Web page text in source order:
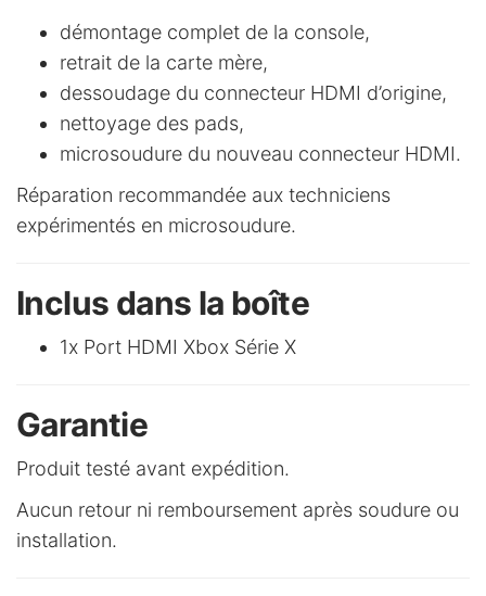
démontage complet de la console,
retrait de la carte mère,
dessoudage du connecteur HDMI d’origine,
nettoyage des pads,
microsoudure du nouveau connecteur HDMI.
Réparation recommandée aux techniciens
expérimentés en microsoudure.
Inclus dans la boîte
1x Port HDMI Xbox Série X
Garantie
Produit testé avant expédition.
Aucun retour ni remboursement après soudure ou
installation.